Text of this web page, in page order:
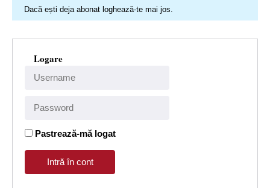
Dacă ești deja abonat loghează-te mai jos.
Logare
Pastrează-mă logat